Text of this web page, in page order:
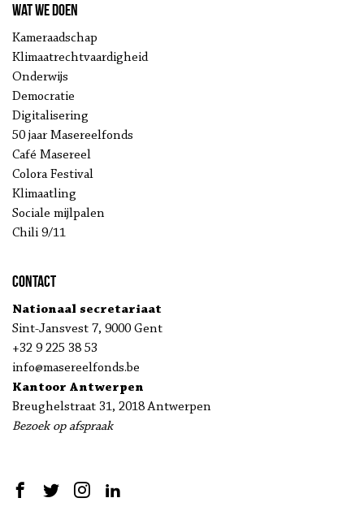
Wat we doen
Kameraadschap
Klimaatrechtvaardigheid
Onderwijs
Democratie
Digitalisering
50 jaar Masereelfonds
Café Masereel
Colora Festival
Klimaatling
Sociale mijlpalen
Chili 9/11
Contact
Nationaal secretariaat
Sint-Jansvest 7, 9000 Gent
+32 9 225 38 53
info@masereelfonds.be
Kantoor Antwerpen
Breughelstraat 31, 2018 Antwerpen
Bezoek op afspraak